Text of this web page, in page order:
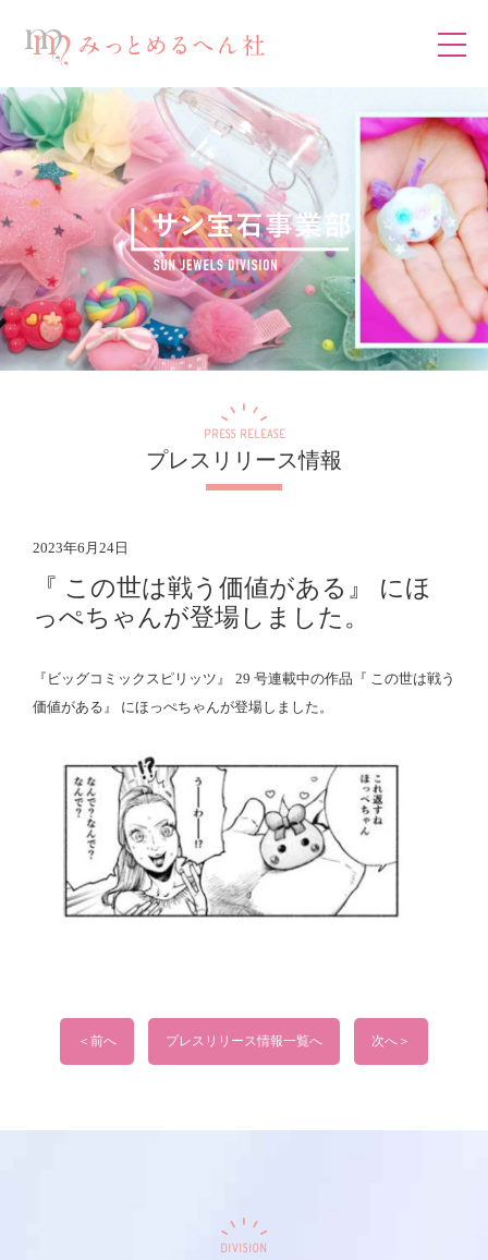
プレスリリース情報
PRESS RELEASE
2023年6月24日
『 この世は戦う価値がある』 にほ
っぺちゃんが登場しました。
『ビッグコミックスピリッツ』 29 号連載中の作品『 この世は戦う
価値がある』 にほっぺちゃんが登場しました。
＜前へ プレスリリース情報一覧へ 次へ＞
DIVISION